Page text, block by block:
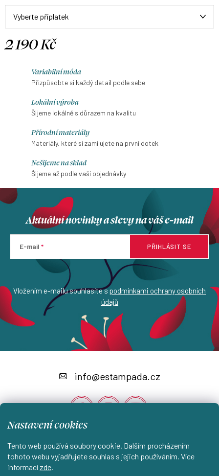
Nastavení cookies
Tento web používá soubory cookie. Dalším procházením
tohoto webu vyjadřujete souhlas s jejich používáním. Více
informací zde.
2 190 Kč
Variabilní móda
Přizpůsobte si každý detail podle sebe
Lokální výroba
Šijeme lokálně s důrazem na kvalitu
Přírodní materiály
Materiály, které si zamilujete na první dotek
Nešijeme na sklad
Šijeme až podle vaší objednávky
Aktuální novinky a slevy na váš e-mail
E-mail
Vložením e-mailu souhlasíte spodmínkami ochrany osobních
údajů
PŘIHLÁSIT SE
a
Instagram
info@estampada.cz